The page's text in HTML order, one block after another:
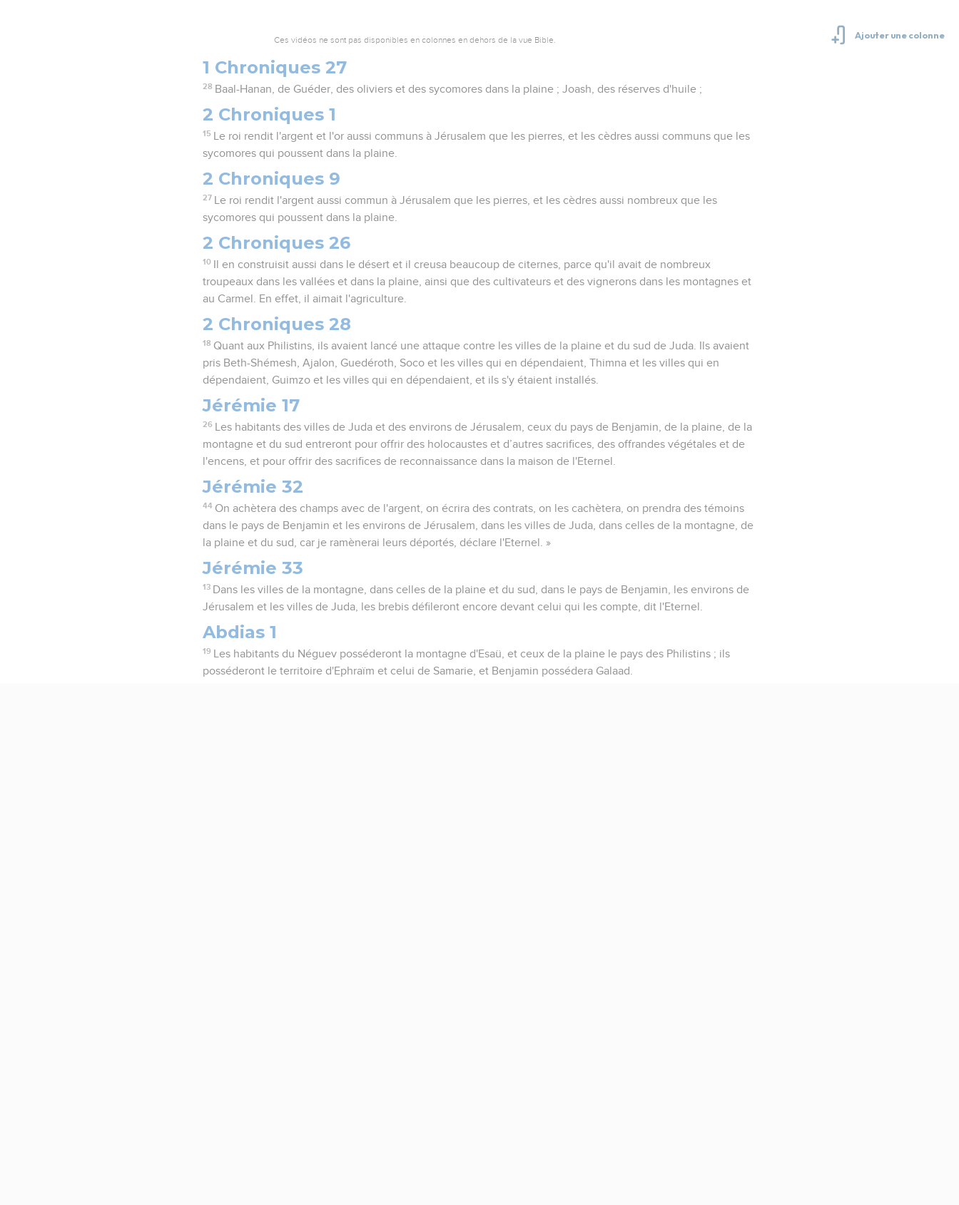
Ces vidéos ne sont pas disponibles en colonnes en dehors de la vue Bible.
1 Chroniques 27
28 Baal-Hanan, de Guéder, des oliviers et des sycomores dans la plaine ; Joash, des réserves d'huile ;
2 Chroniques 1
15
Le roi rendit l'argent et l'or aussi communs à Jérusalem que les pierres, et les cèdres aussi communs que les
sycomores qui poussent dans la plaine.
2 Chroniques 9
27
Le roi rendit l'argent aussi commun à Jérusalem que les pierres, et les cèdres aussi nombreux que les
sycomores qui poussent dans la plaine.
2 Chroniques 26
10
Il en construisit aussi dans le désert et il creusa beaucoup de citernes, parce qu'il avait de nombreux
troupeaux dans les vallées et dans la plaine, ainsi que des cultivateurs et des vignerons dans les montagnes et
au Carmel. En effet, il aimait l'agriculture.
2 Chroniques 28
18 Quant aux Philistins, ils avaient lancé une attaque contre les villes de la plaine et du sud de Juda. Ils avaient
pris Beth-Shémesh, Ajalon, Guedéroth, Soco et les villes qui en dépendaient, Thimna et les villes qui en
dépendaient, Guimzo et les villes qui en dépendaient, et ils s'y étaient installés.
Jérémie 17
26
Les habitants des villes de Juda et des environs de Jérusalem, ceux du pays de Benjamin, de la plaine, de la
montagne et du sud entreront pour offrir des holocaustes et d’autres sacrifices, des offrandes végétales et de
l'encens, et pour offrir des sacrifices de reconnaissance dans la maison de l'Eternel.
Jérémie 32
44 On achètera des champs avec de l'argent, on écrira des contrats, on les cachètera, on prendra des témoins
dans le pays de Benjamin et les environs de Jérusalem, dans les villes de Juda, dans celles de la montagne, de
la plaine et du sud, car je ramènerai leurs déportés, déclare l'Eternel. »
Jérémie 33
13 Dans les villes de la montagne, dans celles de la plaine et du sud, dans le pays de Benjamin, les environs de
Jérusalem et les villes de Juda, les brebis défileront encore devant celui qui les compte, dit l'Eternel.
Abdias 1
19
Les habitants du Néguev posséderont la montagne d'Esaü, et ceux de la plaine le pays des Philistins ; ils
posséderont le territoire d'Ephraïm et celui de Samarie, et Benjamin possédera Galaad.